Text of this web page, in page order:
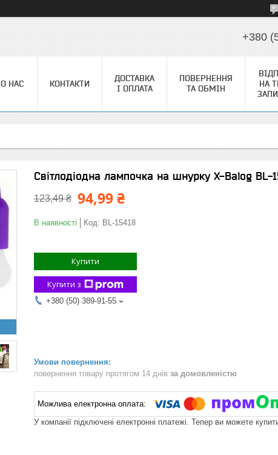
+380
НАС КОНТАКТИ
ДОСТАВКА
І ОПЛАТА
ПОВЕРНЕННЯ
ТА ОБМІН
НА
Світлодіодна лампочка на шнурку X-Balog BL-
123,49 ₴ 94,99 ₴
В наявності Код: BL-15418
Купити
Купити з
+380 (50) 389-91-55
повернення товару протягом 14 днів за домовленістю
У компанії підключені електронні платежі. Тепер ви можете